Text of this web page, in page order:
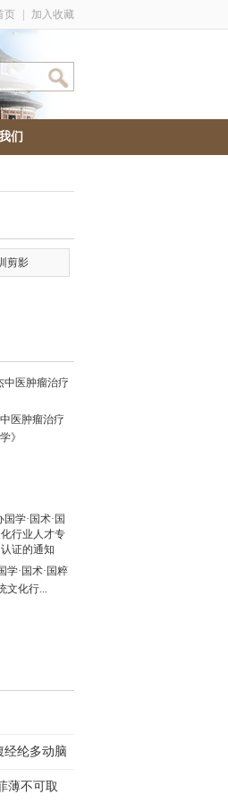
页 加入收藏
们
剪影
中医肿瘤治疗
学》
学·国术·国粹
文化行...
经纶多动脑
薄不可取